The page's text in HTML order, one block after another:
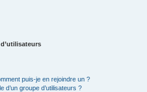
puis-je en rejoindre un ?
d’un groupe d’utilisateurs ?